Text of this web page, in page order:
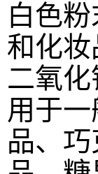
白色
和化
二氧
用于一
品、